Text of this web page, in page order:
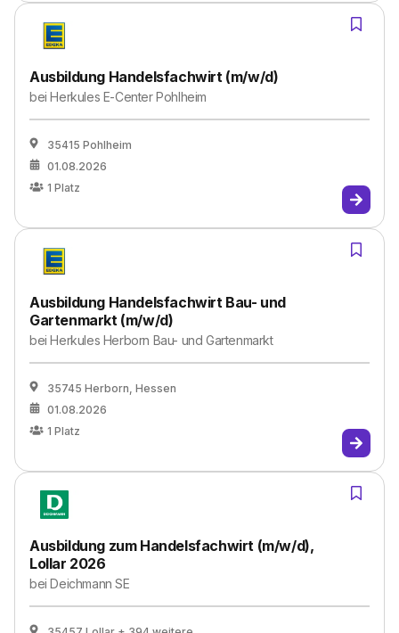
Ausbildung Handelsfachwirt (m/w/d)
beiHerkules E-Center Pohlheim
35415 Pohlheim
01.08.2026
1 Platz
Ausbildung Handelsfachwirt Bau- und
Gartenmarkt (m/w/d)
beiHerkules Herborn Bau- und Gartenmarkt
35745 Herborn, Hessen
01.08.2026
1 Platz
Ausbildung zum Handelsfachwirt (m/w/d),
Lollar 2026
beiDeichmann SE